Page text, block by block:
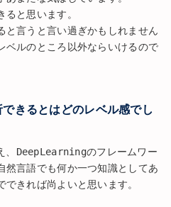
と思います。
と言うと言い過ぎかもしれません
ベルのところ以外ならいけるので
きるとはどのレベル感でし
DeepLearningのフレームワー
然言語でも何か一つ知識としてあ
きれば尚よいと思います。